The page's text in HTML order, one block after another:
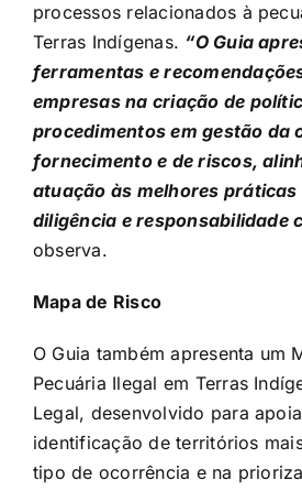
processos relacionados à
Terras Indígenas. “O Guia
ferramentas e
empresas na criação de
procedimentos em gestão da
fornecimento e de riscos,
atuação às melhores práticas
diligência e responsabilidade
observa.
Mapa de Risco
O Guia também apresenta um
Pecuária Ilegal em Terras
Legal, desenvolvido para
identificação de territórios
tipo de ocorrência e na